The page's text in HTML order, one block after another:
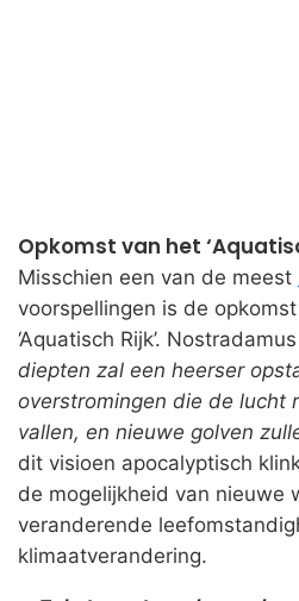
Opkomst van het
Misschien een van de meest
voorspellingen is de
‘Aquatisch Rijk’.
diepten zal een heerser
overstromingen die de lucht
vallen, en nieuwe golven
dit visioen apocalyptisch
de mogelijkheid van nieuwe
veranderende
klimaatverandering.